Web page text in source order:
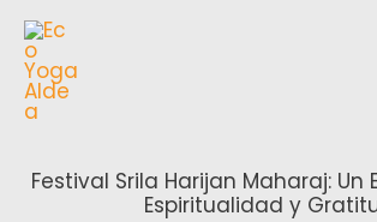
contenido
Festival Srila Harijan Maharaj: Un
Espiritualidad y